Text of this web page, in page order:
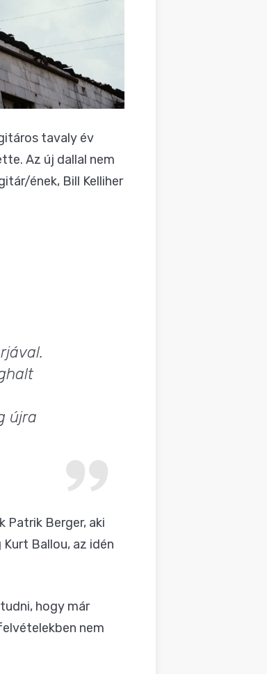
tavaly év
Az új dallal nem
ének, Bill Kelliher
újra
Patrik Berger, aki
Kurt Ballou, az idén
hogy már
nem